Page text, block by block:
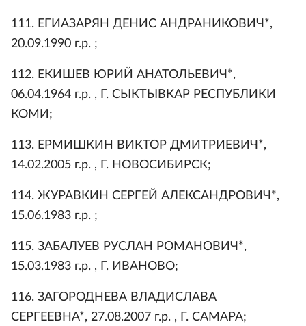
111. ЕГИАЗАРЯН ДЕНИС АНДРАНИКОВИЧ*,
20.09.1990 г.р. ;
112. ЕКИШЕВ ЮРИЙ АНАТОЛЬЕВИЧ*,
06.04.1964 г.р. , Г. СЫКТЫВКАР РЕСПУБЛИКИ
КОМИ;
113. ЕРМИШКИН ВИКТОР ДМИТРИЕВИЧ*,
14.02.2005 г.р. , Г. НОВОСИБИРСК;
114. ЖУРАВКИН СЕРГЕЙ АЛЕКСАНДРОВИЧ*,
15.06.1983 г.р. ;
115. ЗАБАЛУЕВ РУСЛАН РОМАНОВИЧ*,
15.03.1983 г.р. , Г. ИВАНОВО;
116. ЗАГОРОДНЕВА ВЛАДИСЛАВА
СЕРГЕЕВНА*, 27.08.2007 г.р. , Г. САМАРА;